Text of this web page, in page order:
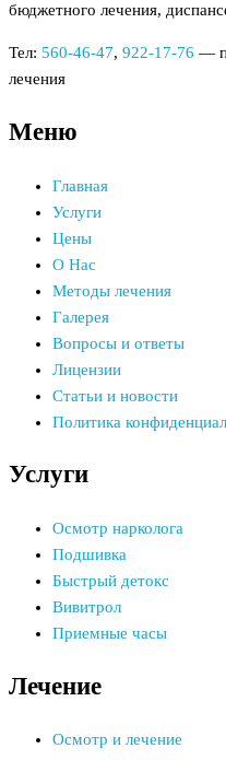
бюджетного лечения,
Тел: 560-46-47, 922-17-76 —
лечения
Меню
Главная
Услуги
Цены
О Нас
Методы лечения
Галерея
Вопросы и ответы
Лицензии
Статьи и новости
Политика
Услуги
Осмотр нарколога
Подшивка
Быстрый детокс
Вивитрол
Приемные часы
Лечение
Осмотр и лечение